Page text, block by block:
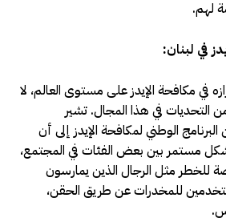
لهم.
في لبنان:
في مكافحة الإيدز على مستوى العالم، لا
التحديات في هذا المجال. تشير
الوطني لمكافحة الإيدز إلى أن
مستمر بين بعض الفئات في المجتمع،
للخطر مثل الرجال الذين يمارسون
للمخدرات عن طريق الحقن،